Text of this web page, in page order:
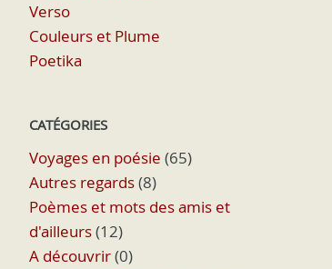
Verso
Couleurs et Plume
Poetika
CATÉGORIES
Voyages en poésie (65)
Autres regards(8)
Poèmes et mots des amis et
d'ailleurs(12)
A découvrir(0)